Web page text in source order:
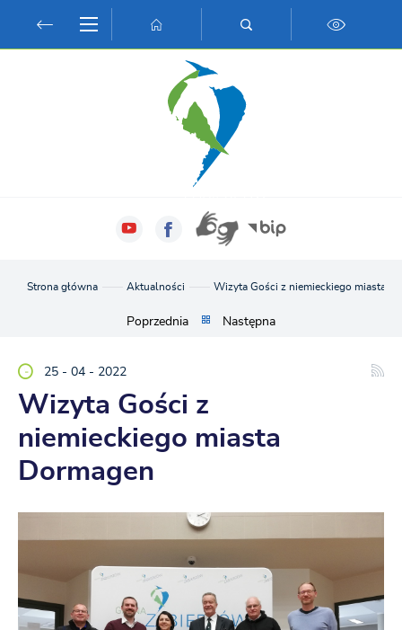
Przejdź do wyszukiwarki.
Przejdź do ustawień wielkości czcionki.
Włącz wersję kontrastową strony.
Strona główna Aktualności Wizyta Gości z niemieckiego miasta
Poprzednia Następna
25 - 04 - 2022
Wizyta Gości z
niemieckiego miasta
Dormagen